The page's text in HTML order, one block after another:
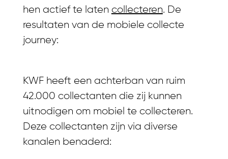
hen actief te laten collecteren. De
resultaten van de mobiele collecte
journey:
KWF heeft een achterban van ruim
42.000 collectanten die zij kunnen
uitnodigen om mobiel te collecteren.
Deze collectanten zijn via diverse
kanalen benaderd: